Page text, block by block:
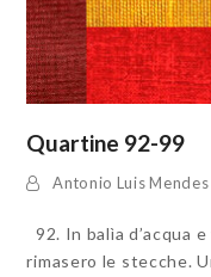
Quartine 92-99
Antonio Luis Mendes
92. In balìa d’acqua
rimasero le stecche.